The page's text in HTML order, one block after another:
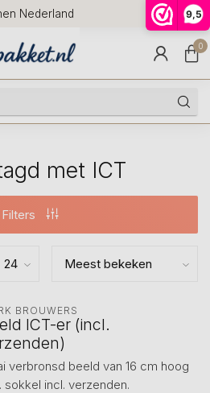
9,5
Nederland
Voor
huis
9.5
0
met ICT
Filters
BROUWERS
ICT-er (incl.
verbronsd beeld van 16 cm hoog
sokkel incl. verzenden.